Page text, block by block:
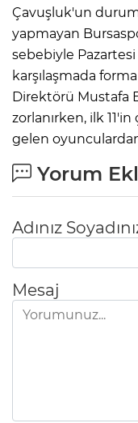
Çavuşluk'un
yapmayan
sebebiyle
karşılaşmada
Direktörü Mustafa
zorlanırken, ilk
gelen
Yorum
Adınız
Mesaj